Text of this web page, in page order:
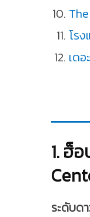
โร
เด
1. ฮ็
ระดับด